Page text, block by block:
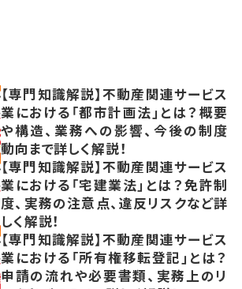
【専門知識解説】不動産関連サービス
業における「都市計画法」とは？概要
や構造、業務への影響、今後の制度
動向まで詳しく解説！
【専門知識解説】不動産関連サービス
業における「宅建業法」とは？免許制
度、実務の注意点、違反リスクなど詳
しく解説！
【専門知識解説】不動産関連サービス
業における「所有権移転登記」とは？
申請の流れや必要書類、実務上のリ